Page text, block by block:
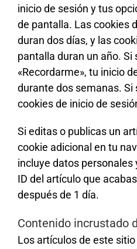
inicio de sesión y tus
de pantalla. Las cookies
duran dos días, y las
pantalla duran un año. Si
«Recordarme», tu inicio
durante dos semanas. Si
cookies de inicio de
Si editas o publicas un
cookie adicional en tu
incluye datos personales
ID del artículo que
después de 1 día.
Contenido incrustado
Los artículos de este